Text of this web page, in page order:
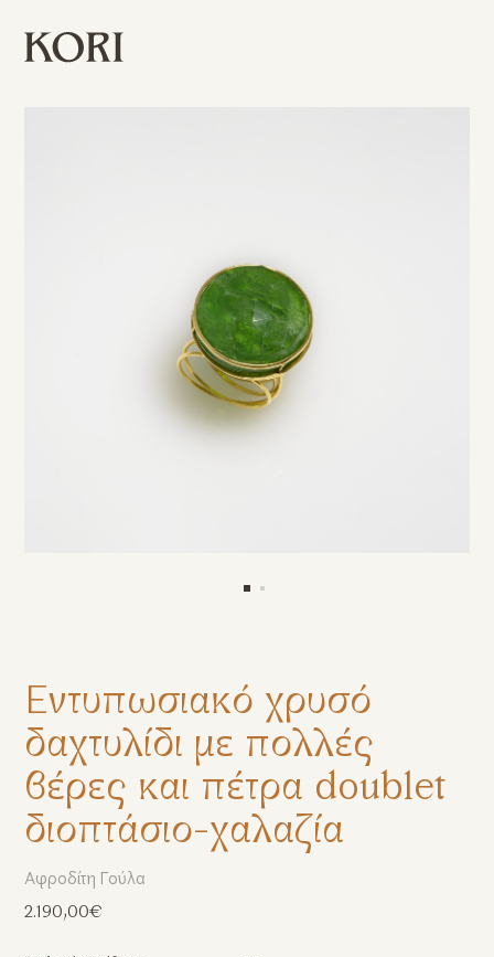
Αφροδίτη Γούλα
2.190,00€
Εντυπωσιακό χρυσό
δαχτυλίδι με πολλές
βέρες και πέτρα doublet
διοπτάσιο-χαλαζία